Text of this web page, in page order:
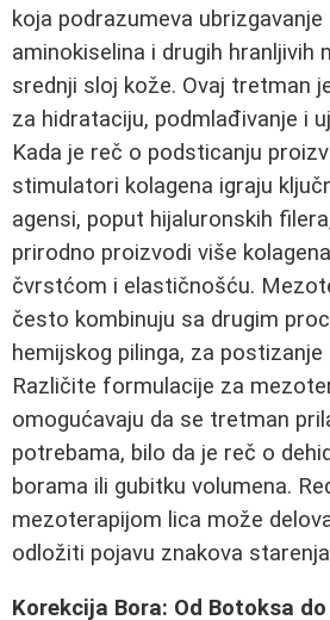
koja podrazumeva
aminokiselina i drugih hranljivih
srednji sloj kože. Ovaj tretman
za hidrataciju, podmlađivanje i
Kada je reč o podsticanju
stimulatori kolagena igraju
agensi, poput hijaluronskih
prirodno proizvodi više
čvrstćom i elastičnošću.
često kombinuju sa drugim
hemijskog pilinga, za
Različite formulacije za
omogućavaju da se tretman
potrebama, bilo da je reč o
borama ili gubitku volumena.
mezoterapijom lica može
odložiti pojavu znakova
Korekcija Bora: Od Botoksa